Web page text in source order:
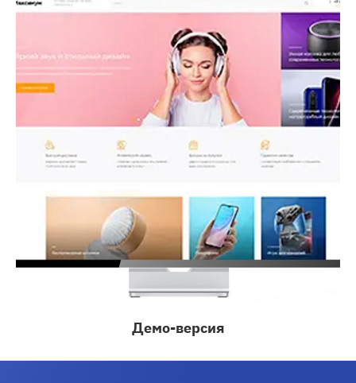
Демо-версия